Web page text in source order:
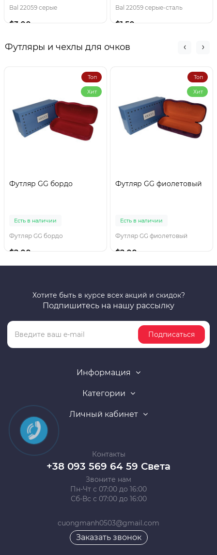
Bal 22059 серые
$3.00
Bal 22059 серые-сталь
$1.50
Футляры и чехлы для очков
Топ
Хит
Футляр GG бордо
Есть в наличии
Футляр GG бордо
$2.00
Топ
Хит
Футляр GG фиолетовый
Есть в наличии
Футляр GG фиолетовый
$2.00
Хотите быть в курсе всех акций и скидок?
Подпишитесь на нашу рассылку
Подписаться
Информация
Категории
Личный кабинет
Контакты
+38 093 569 64 59 Света
Звоните нам
Пн-Чт с 07:00 до 16:00
Сб-Вс с 07:00 до 16:00
cuongmanh0503@gmail.com
Заказать звонок